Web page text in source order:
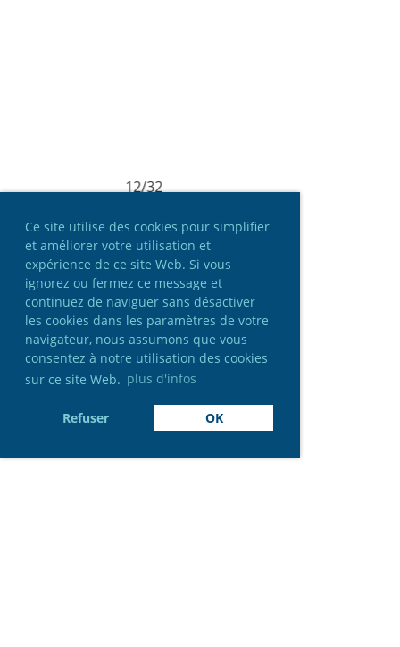
Ce site utilise des cookies pour simplifier
et améliorer votre utilisation et
expérience de ce site Web. Si vous
ignorez ou fermez ce message et
continuez de naviguer sans désactiver
les cookies dans les paramètres de votre
navigateur, nous assumons que vous
consentez à notre utilisation des cookies
sur ce site Web. plus d'infos
Refuser OK
12/32